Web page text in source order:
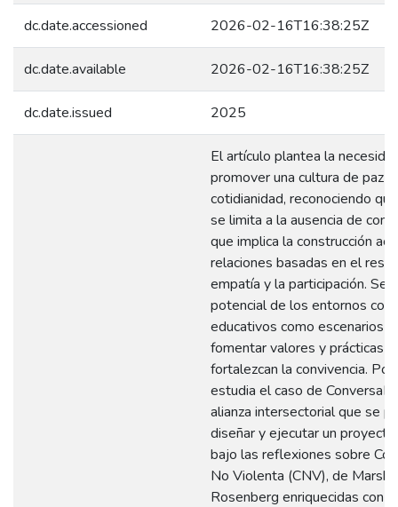
dc.date.accessioned 2026-02-16T16:38:25Z
dc.date.available 2026-02-16T16:38:25Z
dc.date.issued 2025
El artículo plantea la
promover una cultura de paz
cotidianidad, reconociendo
se limita a la ausencia de
que implica la construcción
relaciones basadas en el
empatía y la participación. Se
potencial de los entornos
educativos como escenarios
fomentar valores y prácticas
fortalezcan la convivencia.
estudia el caso de
alianza intersectorial que se
diseñar y ejecutar un
bajo las reflexiones sobre
No Violenta (CNV), de
Rosenberg enriquecidas con